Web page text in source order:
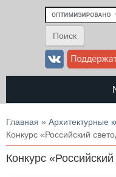
Вы здесь
Главная » Архитектурные
Конкурс «Российский
Конкурс